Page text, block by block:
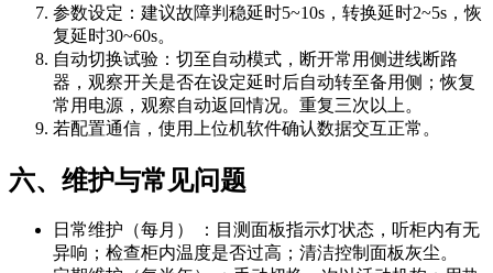
参数设定：建议故障判稳延时5~10s，转换延时2~5s，恢
复延时30~60s。
自动切换试验：切至自动模式，断开常用侧进线断路
器，观察开关是否在设定延时后自动转至备用侧；恢复
常用电源，观察自动返回情况。重复三次以上。
若配置通信，使用上位机软件确认数据交互正常。
六、维护与常见问题
日常维护（每月） ：目测面板指示灯状态，听柜内有无
异响；检查柜内温度是否过高；清洁控制面板灰尘。